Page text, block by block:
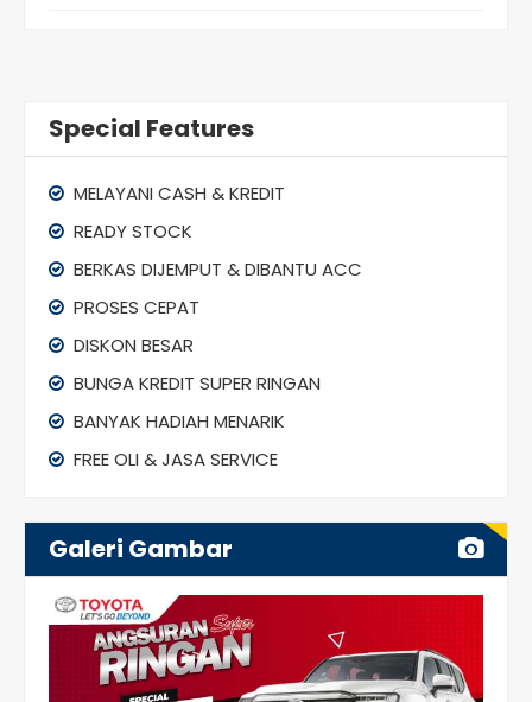
Special Features
MELAYANI CASH & KREDIT
READY STOCK
BERKAS DIJEMPUT & DIBANTU ACC
PROSES CEPAT
DISKON BESAR
BUNGA KREDIT SUPER RINGAN
BANYAK HADIAH MENARIK
FREE OLI & JASA SERVICE
Galeri Gambar